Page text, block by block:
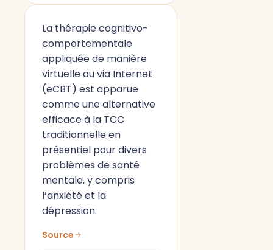
La thérapie cognitivo-
comportementale
appliquée de manière
virtuelle ou via Internet
(eCBT) est apparue
comme une alternative
efficace à la TCC
traditionnelle en
présentiel pour divers
problèmes de santé
mentale, y compris
l’anxiété et la
dépression.
Source